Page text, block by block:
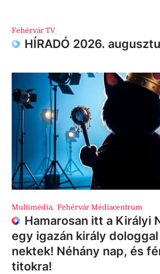
Fehérvár TV
HÍRADÓ 2026.
Multimédia, Fehérvár Médiacentrum
Hamarosan itt a Királyi
egy igazán király
nektek! Néhány nap, és
titokra!